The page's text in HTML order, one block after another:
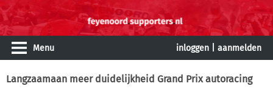
Menu inloggen aanmelden
Langzaamaan meer duidelijkheid Grand Prix autoracing